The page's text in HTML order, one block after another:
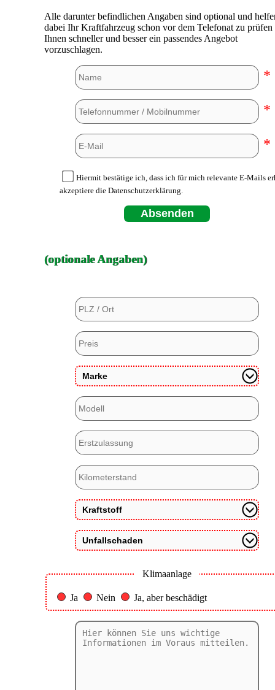
Alle darunter befindlichen Angaben sind optional und
dabei Ihr Kraftfahrzeug schon vor dem Telefonat zu prüfen
Ihnen schneller und besser ein passendes Angebot
vorzuschlagen.
*
*
*
Hiermit bestätige ich, dass ich für mich relevante E-Mails
akzeptiere die Datenschutzerklärung.
Absenden
(optionale Angaben)
Klimaanlage
Ja Nein Ja, aber beschädigt